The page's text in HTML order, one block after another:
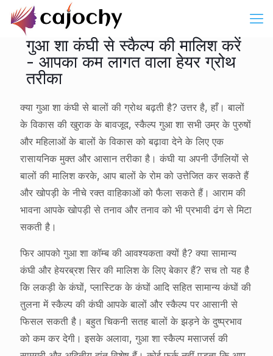
गुआ शा कंघी से स्कैल्प की मालिश करें
- आपका कम लागत वाला हेयर ग्रोथ
तरीका
क्या गुआ शा कंघी से बालों की ग्रोथ बढ़ती है? उत्तर है, हाँ। बालों
के विकास की खुराक के बावजूद, स्कैल्प गुआ शा सभी उम्र के पुरुषों
और महिलाओं के बालों के विकास को बढ़ावा देने के लिए एक
रासायनिक मुक्त और आसान तरीका है। कंघी या अपनी उँगलियों से
बालों की मालिश करके, आप बालों के रोम को उत्तेजित कर सकते हैं
और खोपड़ी के नीचे रक्त वाहिकाओं को फैला सकते हैं। आराम की
भावना आपके खोपड़ी से तनाव और तनाव को भी प्रभावी ढंग से मिटा
सकती है।
फिर आपको गुआ शा कॉम्ब की आवश्यकता क्यों है? क्या सामान्य
कंघी और हेयरब्रश सिर की मालिश के लिए बेकार हैं? सच तो यह है
कि लकड़ी के कंघों, प्लास्टिक के कंघों आदि सहित सामान्य कंघों की
तुलना में स्कैल्प की कंघी आपके बालों और स्कैल्प पर आसानी से
फिसल सकती है। बहुत चिकनी सतह बालों के झड़ने के दुष्प्रभाव
को कम कर देगी। इसके अलावा, गुआ शा स्कैल्प मसाजर्स की